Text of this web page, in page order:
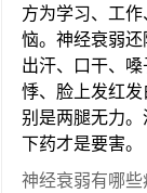
方为学习、工
恼。神经衰弱还
出汗、口干、
悸、脸上发红
别是两腿无力
下药才是要害。
神经衰弱有哪